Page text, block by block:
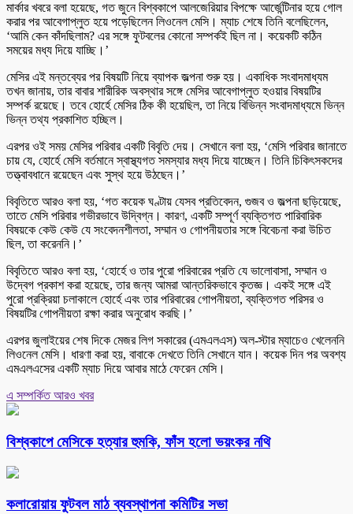
মার্কার খবরে বলা হয়েছে, গত জুনে বিশ্বকাপে আলজেরিয়ার বিপক্ষে আর্জেন্টিনার হয়ে গোল
করার পর আবেগাপ্লুত হয়ে পড়েছিলেন লিওনেল মেসি। ম্যাচ শেষে তিনি বলেছিলেন,
‘আমি কেন কাঁদছিলাম? এর সঙ্গে ফুটবলের কোনো সম্পর্কই ছিল না। কয়েকটি কঠিন
সময়ের মধ্য দিয়ে যাচ্ছি।’
মেসির এই মন্তব্যের পর বিষয়টি নিয়ে ব্যাপক জল্পনা শুরু হয়। একাধিক সংবাদমাধ্যম
তখন জানায়, তার বাবার শারীরিক অবস্থার সঙ্গে মেসির আবেগাপ্লুত হওয়ার বিষয়টির
সম্পর্ক রয়েছে। তবে হোর্হে মেসির ঠিক কী হয়েছিল, তা নিয়ে বিভিন্ন সংবাদমাধ্যমে ভিন্ন
ভিন্ন তথ্য প্রকাশিত হচ্ছিল।
এরপর ওই সময় মেসির পরিবার একটি বিবৃতি দেয়। সেখানে বলা হয়, ‘মেসি পরিবার জানাতে
চায় যে, হোর্হে মেসি বর্তমানে স্বাস্থ্যগত সমস্যার মধ্য দিয়ে যাচ্ছেন। তিনি চিকিৎসকদের
তত্ত্বাবধানে রয়েছেন এবং সুস্থ হয়ে উঠছেন।’
বিবৃতিতে আরও বলা হয়, ‘গত কয়েক ঘণ্টায় যেসব প্রতিবেদন, গুজব ও জল্পনা ছড়িয়েছে,
তাতে মেসি পরিবার গভীরভাবে উদ্বিগ্ন। কারণ, একটি সম্পূর্ণ ব্যক্তিগত পারিবারিক
বিষয়কে কেউ কেউ যে সংবেদনশীলতা, সম্মান ও গোপনীয়তার সঙ্গে বিবেচনা করা উচিত
ছিল, তা করেননি।’
বিবৃতিতে আরও বলা হয়, ‘হোর্হে ও তার পুরো পরিবারের প্রতি যে ভালোবাসা, সম্মান ও
উদ্বেগ প্রকাশ করা হয়েছে, তার জন্য আমরা আন্তরিকভাবে কৃতজ্ঞ। একই সঙ্গে এই
পুরো প্রক্রিয়া চলাকালে হোর্হে এবং তার পরিবারের গোপনীয়তা, ব্যক্তিগত পরিসর ও
বিষয়টির গোপনীয়তা রক্ষা করার অনুরোধ করছি।’
এরপর জুলাইয়ের শেষ দিকে মেজর লিগ সকারের (এমএলএস) অল-স্টার ম্যাচেও খেলেননি
লিওনেল মেসি। ধারণা করা হয়, বাবাকে দেখতে তিনি সেখানে যান। কয়েক দিন পর অবশ্য
এমএলএসের একটি ম্যাচ দিয়ে আবার মাঠে ফেরেন মেসি।
এ সম্পর্কিত আরও খবর
বিশ্বকাপে মেসিকে হত্যার হুমকি, ফাঁস হলো ভয়ংকর নথি
কলারোয়ায় ফুটবল মাঠ ব্যবস্থাপনা কমিটির সভা